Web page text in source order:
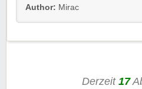
Bestellung.
Rabatt-Coupon 🐼 wünscht
Author: Mirac
Derzeit 17